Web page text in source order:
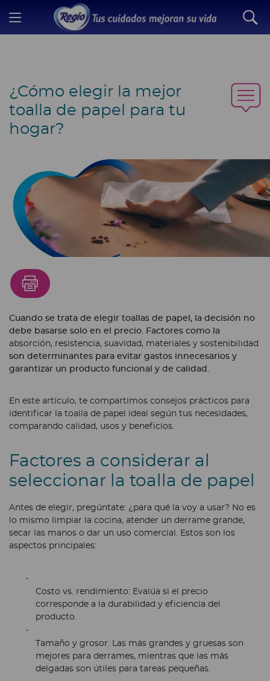
¿Cómo elegir la mejor
toalla de papel para tu
hogar?
Cuando se trata de elegir toallas de papel, la decisión no
debe basarse solo en el precio. Factores como la
absorción, resistencia, suavidad, materiales y sostenibilidad
son determinantes para evitar gastos innecesarios y
garantizar un producto funcional y de calidad.
En este artículo, te compartimos consejos prácticos para
identificar la toalla de papel ideal según tus necesidades,
comparando calidad, usos y beneficios.
Factores a considerar al
seleccionar la toalla de papel
Antes de elegir, pregúntate: ¿para qué la voy a usar? No es
lo mismo limpiar la cocina, atender un derrame grande,
secar las manos o dar un uso comercial. Estos son los
aspectos principales:
Costo vs. rendimiento: Evalúa si el precio
corresponde a la durabilidad y eficiencia del
producto.
Tamaño y grosor: Las más grandes y gruesas son
mejores para derrames, mientras que las más
delgadas son útiles para tareas pequeñas.